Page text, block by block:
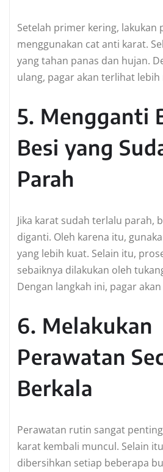
Setelah primer kering, lakukan
menggunakan cat anti karat.
yang tahan panas dan hujan.
ulang, pagar akan terlihat
5. Mengganti
Besi yang
Parah
Jika karat sudah terlalu parah,
diganti. Oleh karena itu,
yang lebih kuat. Selain itu,
sebaiknya dilakukan oleh
Dengan langkah ini, pagar
6. Melakukan
Perawatan
Berkala
Perawatan rutin sangat
karat kembali muncul. Selain
dibersihkan setiap beberapa